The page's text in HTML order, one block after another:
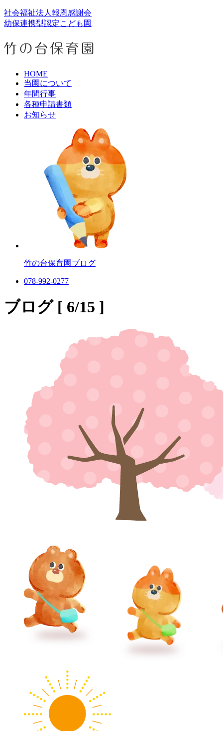
社会福祉法人報恩感謝会
幼保連携型認定こども園
HOME
当園について
年間行事
各種申請書類
お知らせ
竹の台保育園 ブログ
078-992-0277
ブログ [ 6/15 ]